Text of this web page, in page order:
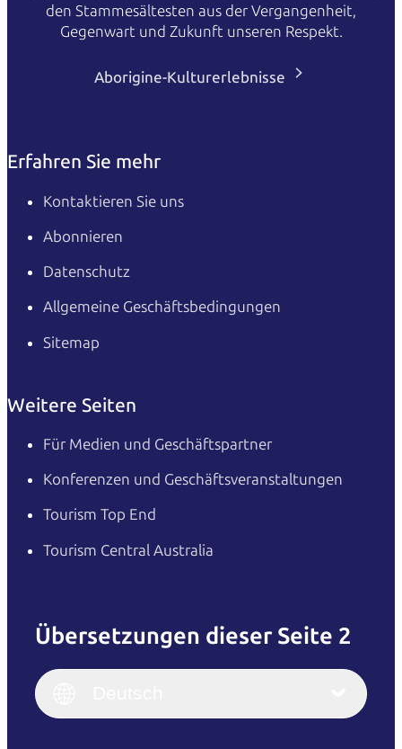
den Stammesältesten aus der Vergangenheit,
Gegenwart und Zukunft unseren Respekt.
Aborigine-Kulturerlebnisse
Erfahren Sie mehr
Kontaktieren Sie uns
Abonnieren
Datenschutz
Allgemeine Geschäftsbedingungen
Sitemap
Weitere Seiten
Für Medien und Geschäftspartner
Konferenzen und Geschäftsveranstaltungen
Tourism Top End
Tourism Central Australia
Übersetzungen dieser Seite 2
Italiano